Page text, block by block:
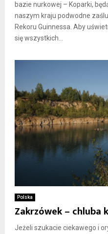
bazie nurkowej – Koparki,
naszym kraju podwodne
Rekoru Guinnessa. Aby
się wszystkich...
Polska
Zakrzówek – chluba
Jeżeli szukacie ciekawego i